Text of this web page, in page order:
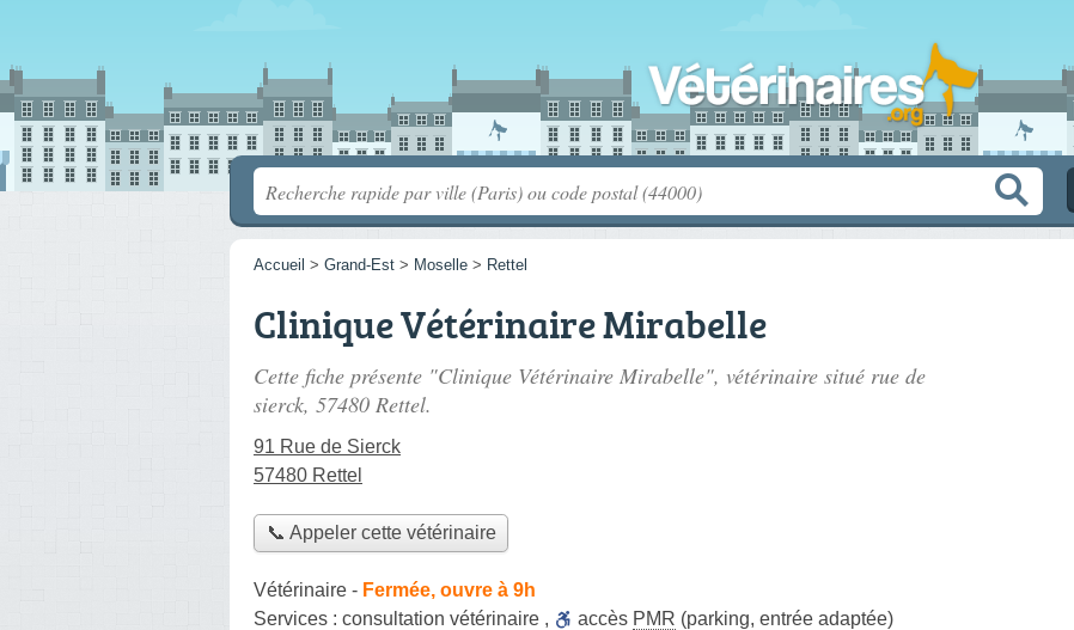
Accueil > Grand-Est > Moselle > Rettel
Clinique Vétérinaire Mirabelle
Cette fiche présente "Clinique Vétérinaire Mirabelle", vétérinaire situé rue de
sierck, 57480 Rettel.
91 Rue de Sierck
57480 Rettel
📞 Appeler cette vétérinaire
Vétérinaire - Fermée, ouvre à 9h
Services : consultation vétérinaire , accès PMR (parking, entrée adaptée)